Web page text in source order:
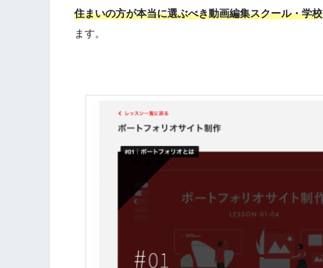
住まいの方が本当に選ぶべき動画編集スクール・学校
ます。